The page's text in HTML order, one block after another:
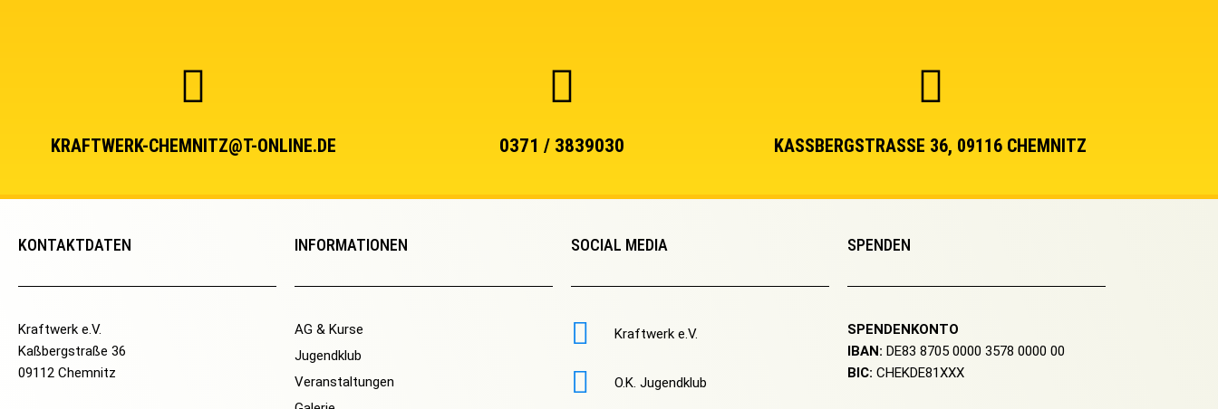
KRAFTWERK-CHEMNITZ@T-ONLINE.DE 0371 / 3839030 KASSBERGSTRASSE 36, 09116 CHEMNITZ
KONTAKTDATEN
Kraftwerk e.V.
Kaßbergstraße 36
09112 Chemnitz
INFORMATIONEN
AG & Kurse
Jugendklub
Veranstaltungen
SOCIAL MEDIA
Kraftwerk e.V.
O.K. Jugendklub
SPENDEN
SPENDENKONTO
IBAN: DE83 8705 0000 3578 0000 00
BIC: CHEKDE81XXX